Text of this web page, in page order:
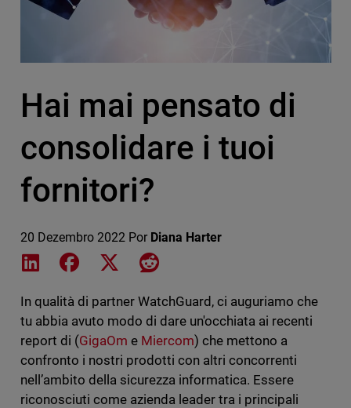
Hai mai pensato di
consolidare i tuoi
fornitori?
20 Dezembro 2022 Por Diana Harter
Share on LinkedIn
Share on Facebook
Share on XShare on Reddit
In qualità di partner WatchGuard, ci auguriamo che
tu abbia avuto modo di dare un'occhiata ai recenti
report di (GigaOm e Miercom) che mettono a
confronto i nostri prodotti con altri concorrenti
nell’ambito della sicurezza informatica. Essere
riconosciuti come azienda leader tra i principali